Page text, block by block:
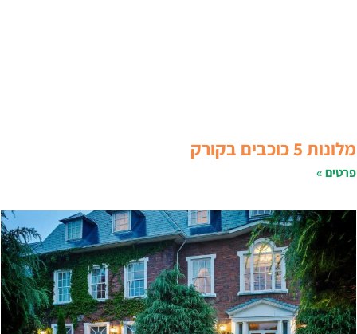
מלונות 5 כוכבים בקורק
פרטים »